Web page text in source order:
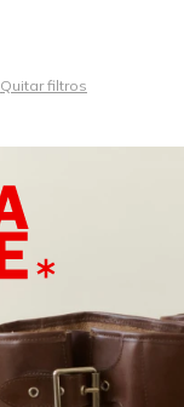
Quitar filtros